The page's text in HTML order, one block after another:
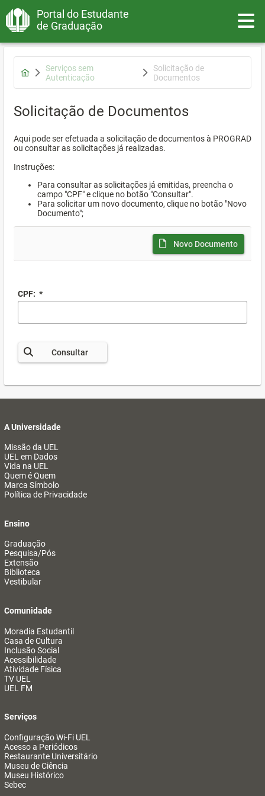
Portal do Estudante
de Graduação
Serviços sem
Autenticação
Solicitação de
Documentos
Solicitação de Documentos
Aqui pode ser efetuada a solicitação de documentos à PROGRAD
ou consultar as solicitações já realizadas.
Instruções:
Para consultar as solicitações já emitidas, preencha o
campo "CPF" e clique no botão "Consultar".
Para solicitar um novo documento, clique no botão "Novo
Documento";
Novo Documento
CPF: *
Consultar
A Universidade
Missão da UEL
UEL em Dados
Vida na UEL
Quem é Quem
Marca Símbolo
Política de Privacidade
Ensino
Graduação
Pesquisa/Pós
Extensão
Biblioteca
Vestibular
Comunidade
Moradia Estudantil
Casa de Cultura
Inclusão Social
Acessibilidade
Atividade Física
TV UEL
UEL FM
Serviços
Configuração Wi-Fi UEL
Acesso a Periódicos
Restaurante Universitário
Museu de Ciência
Museu Histórico
Sebec